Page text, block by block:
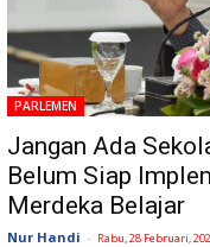
PARLEMEN
Jangan Ada
Belum Siap
Merdeka Belajar
Nur Handi - Rabu, 28 Februari,